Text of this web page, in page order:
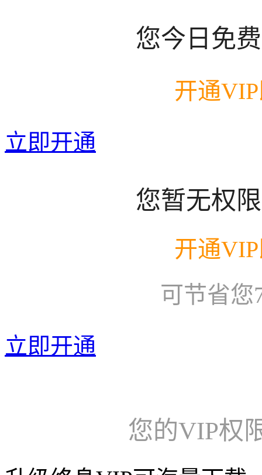
您今日免
开通
立即开通
您暂无权
开通
可节省您
立即开通
您的VIP权